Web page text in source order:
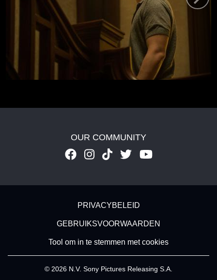
OUR COMMUNITY
Footer - SubfooterPRIVACYBELEID
GEBRUIKSVOORWAARDEN
Tool om in te stemmen met cookies
© 2026 N.V. Sony Pictures Releasing S.A.